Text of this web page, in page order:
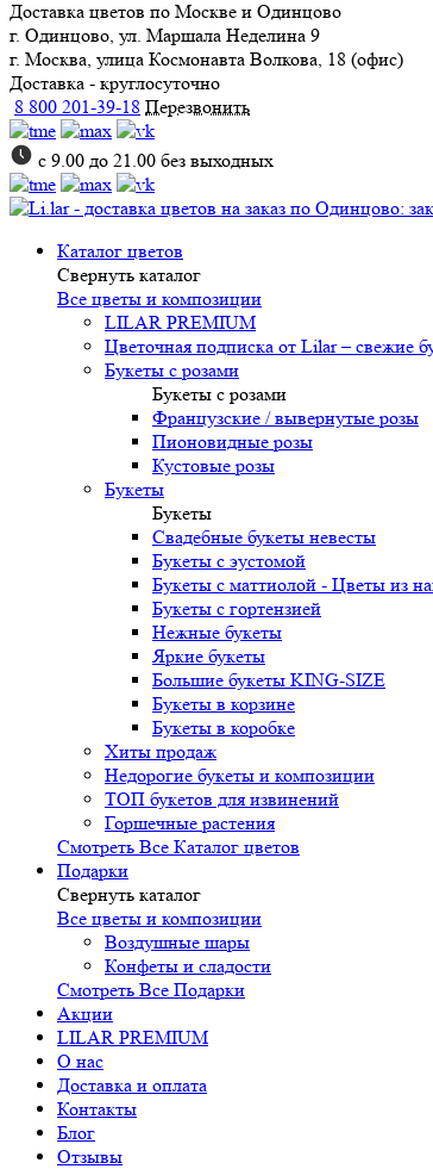
Доставка цветов по Москве и Одинцово
г. Одинцово, ул. Маршала Неделина 9
г. Москва, улица Космонавта Волкова, 18 (офис)
Доставка - круглосуточно
8 800 201-39-18 Перезвонить
с 9.00 до 21.00 без выходных
Каталог цветов
Свернуть каталог
Все цветы и композиции
LILAR PREMIUM
Цветочная подписка от Lilar – свежие
Букеты с розами
Букеты с розами
Французские / вывернутые розы
Пионовидные розы
Кустовые розы
Букеты
Букеты
Свадебные букеты невесты
Букеты с эустомой
Букеты с маттиолой - Цветы из
Букеты с гортензией
Нежные букеты
Яркие букеты
Большие букеты KING-SIZE
Букеты в корзине
Букеты в коробке
Хиты продаж
Недорогие букеты и композиции
ТОП букетов для извинений
Горшечные растения
Смотреть Все Каталог цветов
Подарки
Свернуть каталог
Все цветы и композиции
Воздушные шары
Конфеты и сладости
Смотреть Все Подарки
Акции
LILAR PREMIUM
О нас
Доставка и оплата
Контакты
Блог
Отзывы